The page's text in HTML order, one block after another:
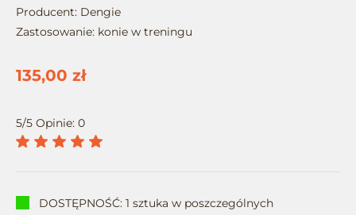
Producent: Dengie
Zastosowanie: konie w treningu
135,00 zł
5/5 Opinie: 0
DOSTĘPNOŚĆ: 1 sztuka w poszczególnych